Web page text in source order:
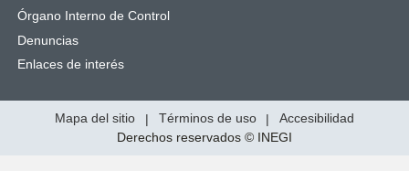
Órgano Interno de Control
Denuncias
Enlaces de interés
Mapa del sitio | Términos de uso |
Accesibilidad
Derechos reservados © INEGI